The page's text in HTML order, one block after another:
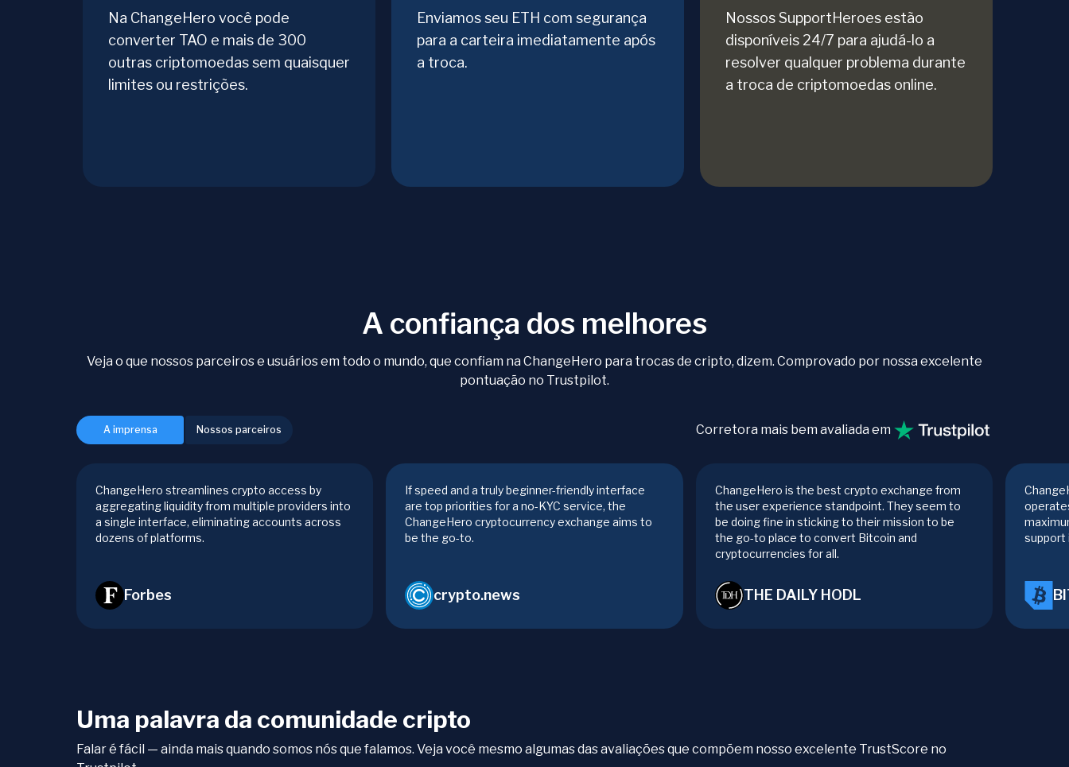
Na ChangeHero você pode
converter TAO e mais de 300
outras criptomoedas sem quaisquer
limites ou restrições.
Enviamos seu ETH com segurança
para a carteira imediatamente após
a troca.
Nossos SupportHeroes estão
disponíveis 24/7 para ajudá-lo a
resolver qualquer problema durante
a troca de criptomoedas online.
A confiança dos melhores
Veja o que nossos parceiros e usuários em todo o mundo, que confiam na ChangeHero para trocas de cripto, dizem. Comprovado por nossa excelente
pontuação no Trustpilot.
A imprensa Nossos parceiros Corretora mais bem avaliada em
ChangeHero streamlines crypto access by
aggregating liquidity from multiple providers into
a single interface, eliminating accounts across
dozens of platforms.
Forbes
If speed and a truly beginner-friendly interface
are top priorities for a no-KYC service, the
ChangeHero cryptocurrency exchange aims to
be the go-to.
crypto.news
ChangeHero is the best crypto exchange from
the user experience standpoint. They seem to
be doing fine in sticking to their mission to be
the go-to place to convert Bitcoin and
cryptocurrencies for all.
THE DAILY HODL
support
Uma palavra da comunidade cripto
Falar é fácil — ainda mais quando somos nós que falamos. Veja você mesmo algumas das avaliações que compõem nosso excelente TrustScore no